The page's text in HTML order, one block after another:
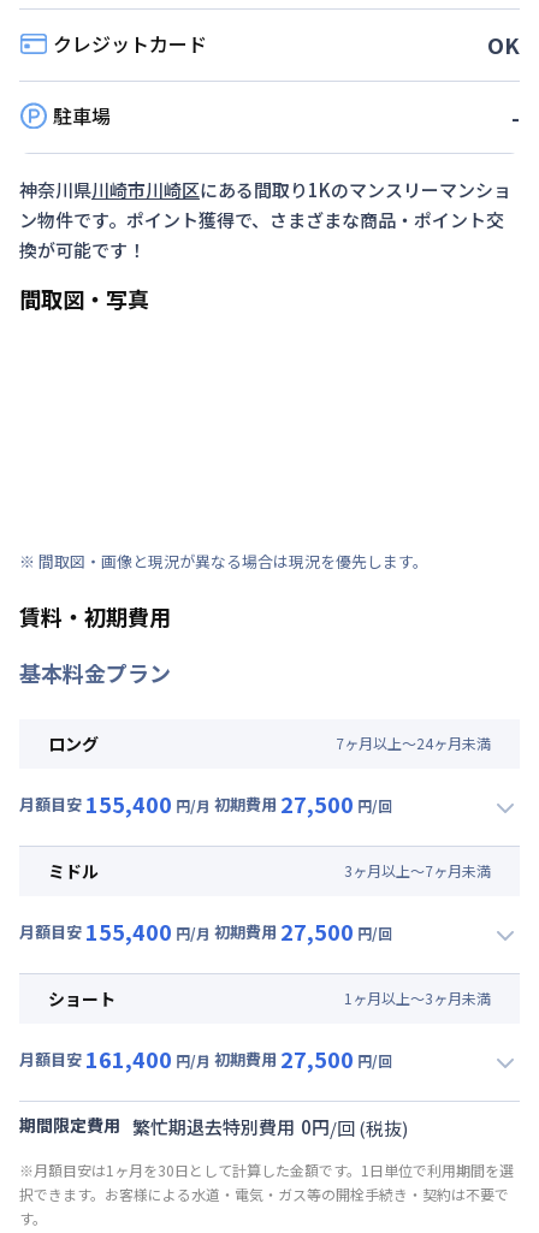
クレジットカード OK
駐車場 -
神奈川県川崎市川崎区にある間取り1Kのマンスリーマンショ
ン物件です。ポイント獲得で、さまざまな商品・ポイント交
換が可能です！
間取図・写真
※ 間取図・画像と現況が異なる場合は現況を優先します。
賃料・初期費用
基本料金プラン
ロング 7ヶ月以上～24ヶ月未満
月額目安 155,400 円/月 初期費用 27,500 円/回
月額賃料目安(30日利用)
光熱費他 : 24,000円/月 (800円/日) (税抜)
その他費用 :
ミドル 3ヶ月以上～7ヶ月未満
月額目安 155,400 円/月 初期費用 27,500 円/回
月額賃料目安(30日利用)
光熱費他 : 24,000円/月 (800円/日) (税抜)
その他費用 :
ショート 1 ヶ月以上～3ヶ月未満
月額目安 161,400 円/月 初期費用 27,500 円/回
月額賃料目安(30日利用)
光熱費他 : 24,000円/月 (800円/日) (税抜)
清掃料他 :
期間限定費用 繁忙期退去特別費用 0円/回(税抜)
※月額目安は1ヶ月を30日として計算した金額です。1日単位で利用期間を選
択できます。お客様による水道・電気・ガス等の開栓手続き・契約は不要で
す。